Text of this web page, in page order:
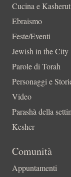
Cucina e Kasherut
Ebraismo
Feste/Eventi
Jewish in the City
Parole di Torah
Personaggi e
Video
Parashà della
Kesher
Comunità
Appuntamenti